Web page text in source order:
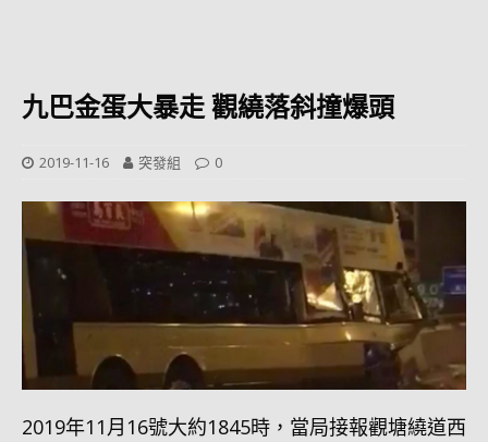
九巴金蛋大暴走 觀繞落斜撞爆頭
2019-11-16 突發組 0
2019年11月16號大約1845時，當局接報觀塘繞道西